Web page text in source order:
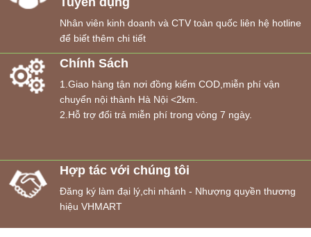
Nhân viên kinh doanh và CTV toàn quốc liên hệ hotline
để biết thêm chi tiết
Chính Sách
1.Giao hàng tận nơi đồng kiểm COD,miễn phí vận
chuyển nội thành Hà Nội <2km.
2.Hỗ trợ đổi trả miễn phí trong vòng 7 ngày.
Hợp tác với chúng tôi
Đăng ký làm đại lý,chi nhánh - Nhượng quyền thương
hiệu VHMART